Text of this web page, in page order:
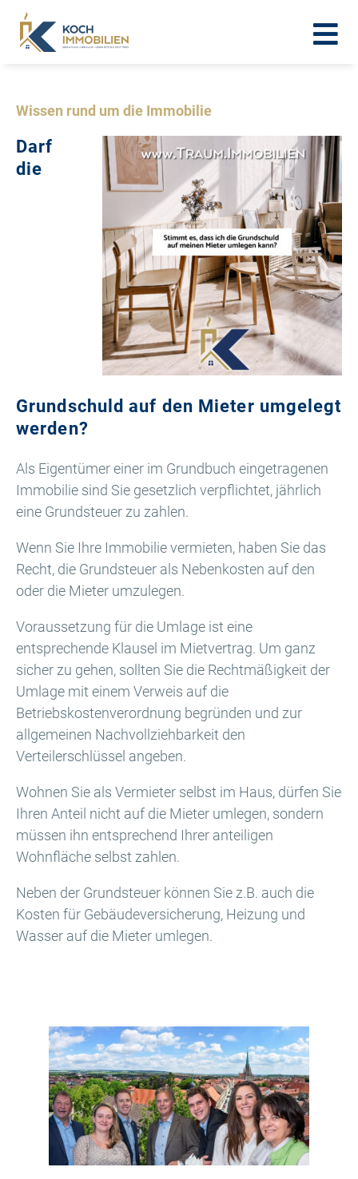
Wissen rund um die Immobilie
Darf
die
Grundschuld auf den Mieter umgelegt
werden?
Als Eigentümer einer im Grundbuch eingetragenen
Immobilie sind Sie gesetzlich verpflichtet, jährlich
eine Grundsteuer zu zahlen.
Wenn Sie Ihre Immobilie vermieten, haben Sie das
Recht, die Grundsteuer als Nebenkosten auf den
oder die Mieter umzulegen.
Voraussetzung für die Umlage ist eine
entsprechende Klausel im Mietvertrag. Um ganz
sicher zu gehen, sollten Sie die Rechtmäßigkeit der
Umlage mit einem Verweis auf die
Betriebskostenverordnung begründen und zur
allgemeinen Nachvollziehbarkeit den
Verteilerschlüssel angeben.
Wohnen Sie als Vermieter selbst im Haus, dürfen Sie
Ihren Anteil nicht auf die Mieter umlegen, sondern
müssen ihn entsprechend Ihrer anteiligen
Wohnfläche selbst zahlen.
Neben der Grundsteuer können Sie z.B. auch die
Kosten für Gebäudeversicherung, Heizung und
Wasser auf die Mieter umlegen.